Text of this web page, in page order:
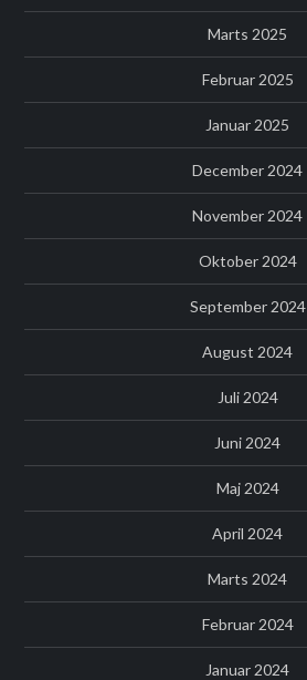
Marts 2025
Februar 2025
Januar 2025
December 2024
November 2024
Oktober 2024
September 2024
August 2024
Juli 2024
Juni 2024
Maj 2024
April 2024
Marts 2024
Februar 2024
Januar 2024